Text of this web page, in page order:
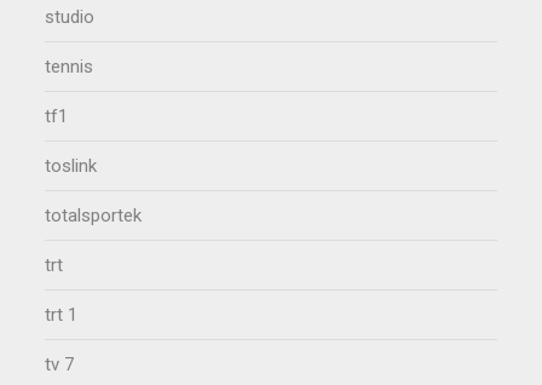
studio
tennis
tf1
toslink
totalsportek
trt
trt 1
tv 7